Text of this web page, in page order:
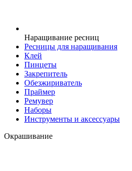
Наращивание ресниц
Ресницы для наращивания
Клей
Пинцеты
Закрепитель
Обезжириватель
Праймер
Ремувер
Наборы
Инструменты и аксессуары
Окрашивание